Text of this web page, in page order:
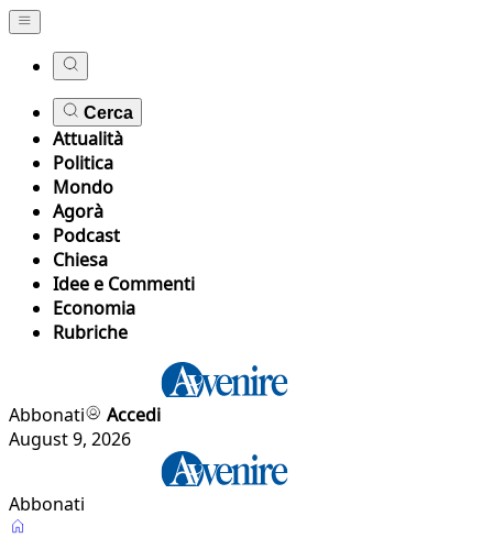
Cerca
Attualità
Politica
Mondo
Agorà
Podcast
Chiesa
Idee e Commenti
Economia
Rubriche
Abbonati
Accedi
August 9, 2026
Abbonati